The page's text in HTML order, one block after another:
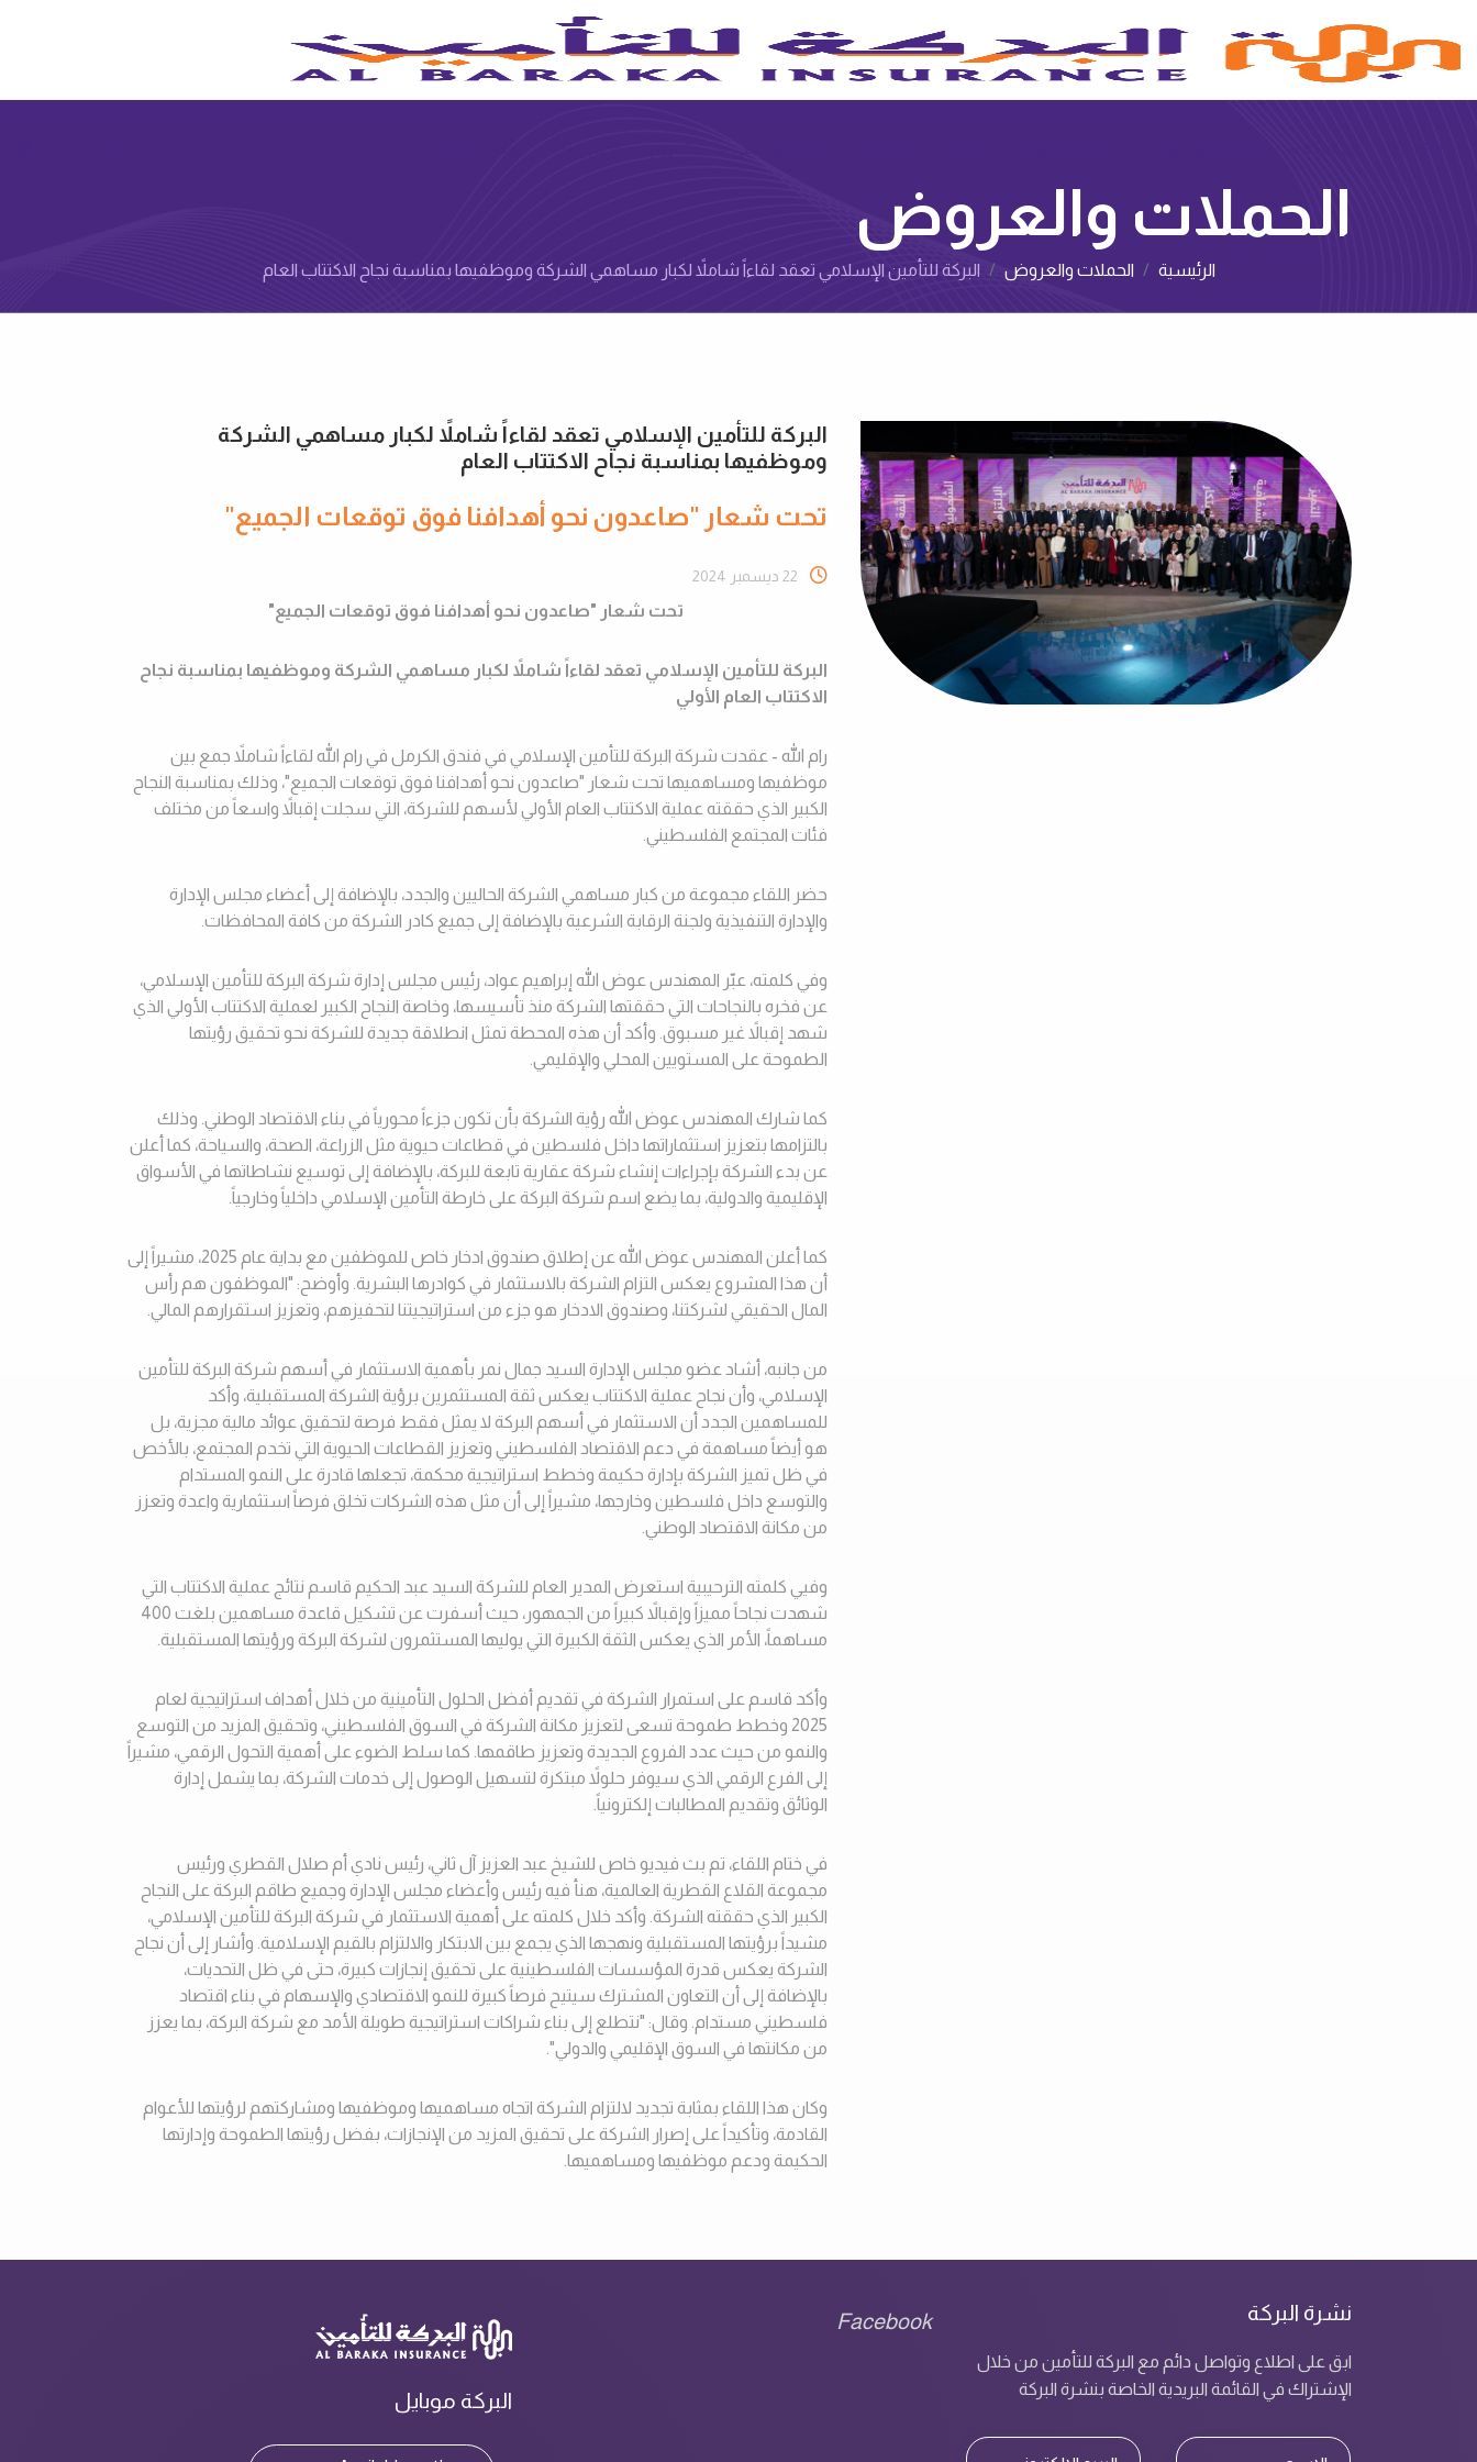
البركة للتأمين
الحملات والعروض‌
الرئيسية الحملات والعروض‌ البركة للتأمين الإسلامي تعقد لقاءاً شاملاً لكبار مساهمي الشركة وموظفيها بمناسبة نجاح الاكتتاب العام
البركة للتأمين الإسلامي تعقد لقاءاً شاملاً لكبار مساهمي الشركة
وموظفيها بمناسبة نجاح الاكتتاب العام
تحت شعار "صاعدون نحو أهدافنا فوق توقعات الجميع"
22 ديسمبر 2024
تحت شعار "صاعدون نحو أهدافنا فوق توقعات الجميع"
البركة للتأمين الإسلامي تعقد لقاءاً شاملاً لكبار مساهمي الشركة وموظفيها بمناسبة نجاح
الاكتتاب العام الأولي
رام الله - عقدت شركة البركة للتأمين الإسلامي في فندق الكرمل في رام الله لقاءاً شاملاً جمع بين
موظفيها ومساهميها تحت شعار "صاعدون نحو أهدافنا فوق توقعات الجميع"، وذلك بمناسبة النجاح
الكبير الذي حققته عملية الاكتتاب العام الأولي لأسهم للشركة، التي سجلت إقبالاً واسعاً من مختلف
فئات المجتمع الفلسطيني.
حضر اللقاء مجموعة من كبار مساهمي الشركة الحاليين والجدد، بالإضافة إلى أعضاء مجلس الإدارة
والإدارة التنفيذية ولجنة الرقابة الشرعية بالإضافة إلى جميع كادر الشركة من كافة المحافظات.
وفي كلمته، عبّر المهندس عوض الله إبراهيم عواد، رئيس مجلس إدارة شركة البركة للتأمين الإسلامي،
عن فخره بالنجاحات التي حققتها الشركة منذ تأسيسها، وخاصة النجاح الكبير لعملية الاكتتاب الأولي الذي
شهد إقبالاً غير مسبوق. وأكد أن هذه المحطة تمثل انطلاقة جديدة للشركة نحو تحقيق رؤيتها
الطموحة على المستويين المحلي والإقليمي
كما شارك المهندس عوض الله رؤية الشركة بأن تكون جزءاً محورياً في بناء الاقتصاد الوطني. وذلك
بالتزامها بتعزيز استثماراتها داخل فلسطين في قطاعات حيوية مثل الزراعة، الصحة، والسياحة، كما أعلن
عن بدء الشركة بإجراءات إنشاء شركة عقارية تابعة للبركة، بالإضافة إلى توسيع نشاطاتها في الأسواق
الإقليمية والدولية، بما يضع اسم شركة البركة على خارطة التأمين الإسلامي داخلياً وخارجياً.
كما أعلن المهندس عوض الله عن إطلاق صندوق ادخار خاص للموظفين مع بداية عام 2025، مشيراً إلى
أن هذا المشروع يعكس التزام الشركة بالاستثمار في كوادرها البشرية. وأوضح: "الموظفون هم رأس
المال الحقيقي لشركتنا، وصندوق الادخار هو جزء من استراتيجيتنا لتحفيزهم، وتعزيز استقرارهم المالي.
من جانبه، أشاد عضو مجلس الإدارة السيد جمال نمر بأهمية الاستثمار في أسهم شركة البركة للتأمين
الإسلامي، وأن نجاح عملية الاكتتاب يعكس ثقة المستثمرين برؤية الشركة المستقبلية، وأكد
للمساهمين الجدد أن الاستثمار في أسهم البركة لا يمثل فقط فرصة لتحقيق عوائد مالية مجزية، بل
هو أيضاً مساهمة في دعم الاقتصاد الفلسطيني وتعزيز القطاعات الحيوية التي تخدم المجتمع، بالأخص
في ظل تميز الشركة بإدارة حكيمة وخطط استراتيجية محكمة، تجعلها قادرة على النمو المستدام
والتوسع داخل فلسطين وخارجها، مشيراً إلى أن مثل هذه الشركات تخلق فرصاً استثمارية واعدة وتعزز
من مكانة الاقتصاد الوطني
وفيي كلمته الترحيبية استعرض المدير العام للشركة السيد عبد الحكيم قاسم نتائج عملية الاكتتاب التي
شهدت نجاحاً مميزاً وإقبالاً كبيراً من الجمهور، حيث أسفرت عن تشكيل قاعدة مساهمين بلغت 400
مساهماً، الأمر الذي يعكس الثقة الكبيرة التي يوليها المستثمرون لشركة البركة ورؤيتها المستقبلية
وأكد قاسم على استمرار الشركة في تقديم أفضل الحلول التأمينية من خلال أهداف استراتيجية لعام
2025 وخطط طموحة تسعى لتعزيز مكانة الشركة في السوق الفلسطيني، وتحقيق المزيد من التوسع
والنمو من حيث عدد الفروع الجديدة وتعزيز طاقمها. كما سلط الضوء على أهمية التحول الرقمي، مشيراً
إلى الفرع الرقمي الذي سيوفر حلولاً مبتكرة لتسهيل الوصول إلى خدمات الشركة، بما يشمل إدارة
الوثائق وتقديم المطالبات إلكترونياً
في ختام اللقاء، تم بث فيديو خاص للشيخ عبد العزيز آل ثاني، رئيس نادي أم صلال القطري ورئيس
مجموعة القلاع القطرية العالمية، هنأ فيه رئيس وأعضاء مجلس الإدارة وجميع طاقم البركة على النجاح
الكبير الذي حققته الشركة. وأكد خلال كلمته على أهمية الاستثمار في شركة البركة للتأمين الإسلامي،
مشيداً برؤيتها المستقبلية ونهجها الذي يجمع بين الابتكار والالتزام بالقيم الإسلامية. وأشار إلى أن نجاح
الشركة يعكس قدرة المؤسسات الفلسطينية على تحقيق إنجازات كبيرة، حتى في ظل التحديات،
بالإضافة إلى أن التعاون المشترك سيتيح فرصاً كبيرة للنمو الاقتصادي والإسهام في بناء اقتصاد
فلسطيني مستدام. وقال: "نتطلع إلى بناء شراكات استراتيجية طويلة الأمد مع شركة البركة، بما يعزز
من مكانتها في السوق الإقليمي والدولي."
وكان هذا اللقاء بمثابة تجديد لالتزام الشركة اتجاه مساهميها وموظفيها ومشاركتهم لرؤيتها للأعوام
القادمة، وتأكيداً على إصرار الشركة على تحقيق المزيد من الإنجازات، بفضل رؤيتها الطموحة وإدارتها
الحكيمة ودعم موظفيها ومساهميها
نشرة البركة
ابق على اطلاع وتواصل دائم مع البركة للتأمين من خلال
الإشتراك في القائمة البريدية الخاصة بنشرة البركة
Facebook
البركة موبايل